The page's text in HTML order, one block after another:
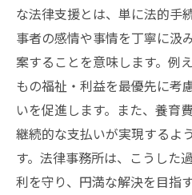
な法律支援とは、単に法的手
事者の感情や事情を丁寧に汲
案することを意味します。例
もの福祉・利益を最優先に考
いを促進します。また、養育
継続的な支払いが実現するよ
す。法律事務所は、こうした
利を守り、円満な解決を目指